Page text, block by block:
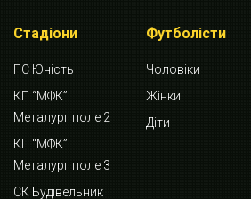
Стадіони
ПС Юність
КП “МФК”
Металург поле 2
КП “МФК”
Металург поле 3
СК Будівельник
Футболісти
Чоловіки
Жінки
Діти